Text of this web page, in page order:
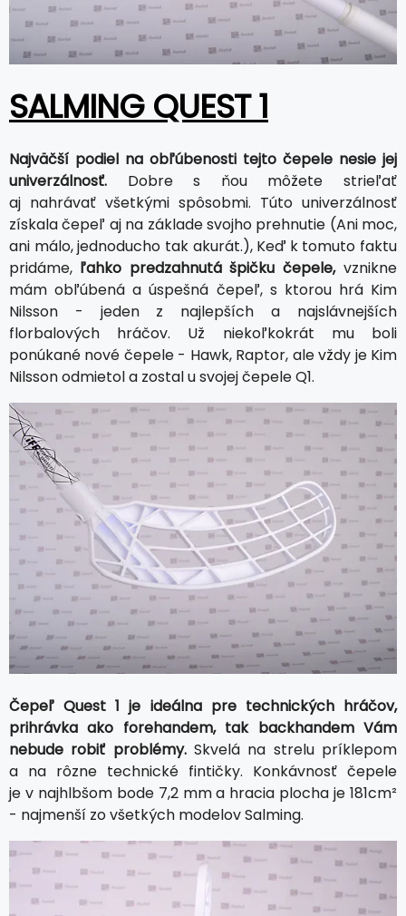
SALMING QUEST 1
Najväčší podiel na obľúbenosti tejto čepele nesie jej
univerzálnosť. Dobre s ňou môžete strieľať
aj nahrávať všetkými spôsobmi. Túto univerzálnosť
získala čepeľ aj na základe svojho prehnutie (Ani moc,
ani málo, jednoducho tak akurát.), Keď k tomuto faktu
pridáme, ľahko predzahnutá špičku čepele,vznikne
mám obľúbená a úspešná čepeľ, s ktorou hrá Kim
Nilsson - jeden z najlepších a najslávnejších
florbalových hráčov. Už niekoľkokrát mu boli
ponúkané nové čepele - Hawk, Raptor, ale vždy je Kim
Nilsson odmietol a zostal u svojej čepele Q1.
Čepeľ Quest 1 je ideálna pre technických hráčov,
prihrávka ako forehandem, tak backhandem Vám
nebude robiť problémy.Skvelá na strelu príklepom
a na rôzne technické fintičky. Konkávnosť čepele
je v najhlbšom bode 7,2 mm a hracia plocha je 181cm²
- najmenší zo všetkých modelov Salming.